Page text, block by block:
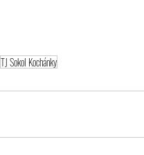
TJ Sokol Kochánky